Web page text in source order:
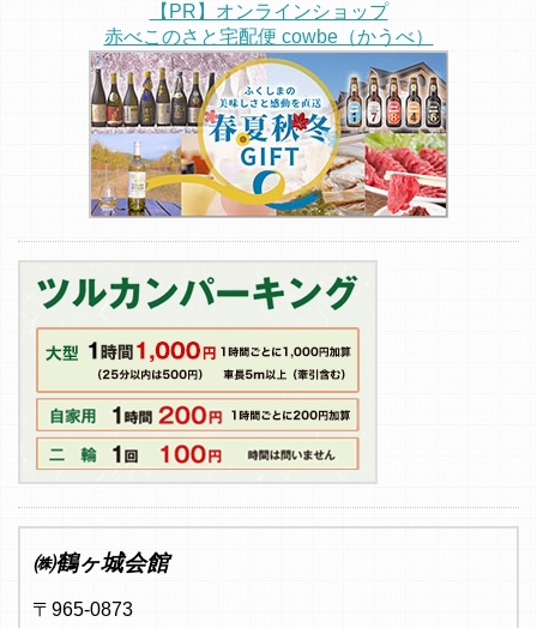
【PR】オンラインショップ
赤べこのさと宅配便 cowbe（かうべ）
㈱鶴ヶ城会館
〒965-0873